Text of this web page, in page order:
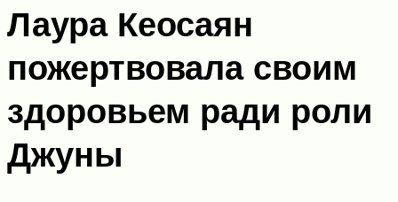
Лаура Кеосаян
пожертвовала своим
здоровьем ради роли
Джуны